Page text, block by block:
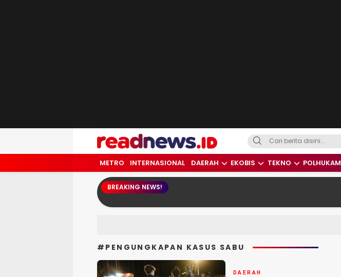
readnews.id
Berita Terkini, Update Terbaru Hari ini dari Indonesia dan Dunia
METRO INTERNASIONAL DAERAH EKOBIS TEKNO POLHUKAM
BREAKING NEWS!
#PENGUNGKAPAN KASUS SABU
DAERAH